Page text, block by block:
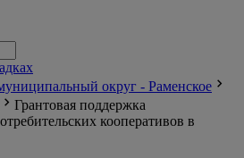
округ - Раменское
Грантовая поддержка
кооперативов в